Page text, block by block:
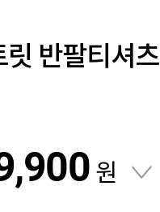
릿 반팔티셔츠
원